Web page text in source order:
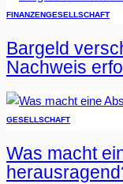
FINANZENGESELLSCHAFT
Bargeld
Nachweis
GESELLSCHAFT
Was macht